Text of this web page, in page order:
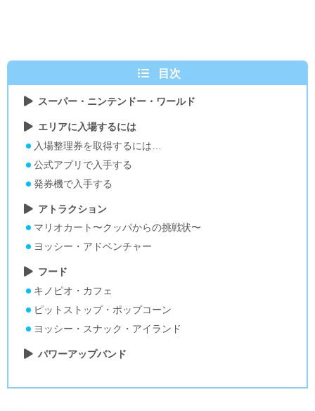
目次
スーパー・ニンテンドー・ワールド
エリアに入場するには
入場整理券を取得するには…
公式アプリで入手する
発券機で入手する
アトラクション
マリオカート〜クッパからの挑戦状〜
ヨッシー・アドベンチャー
フード
キノピオ・カフェ
ピットストップ・ポップコーン
ヨッシー・スナック・アイランド
パワーアップバンド